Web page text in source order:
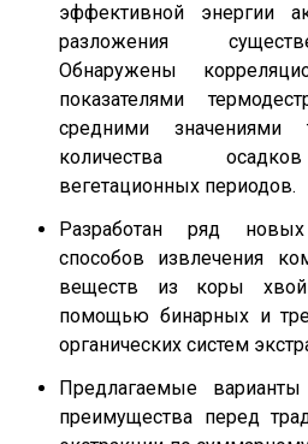
эффективной энергии
разложения
Обнаружены
показателями
средними значениями
количества
вегетационных периодов.
Разработан ряд
способов извлечения
веществ из коры
помощью бинарных и
органических систем
Предлагаемые
преимущества перед